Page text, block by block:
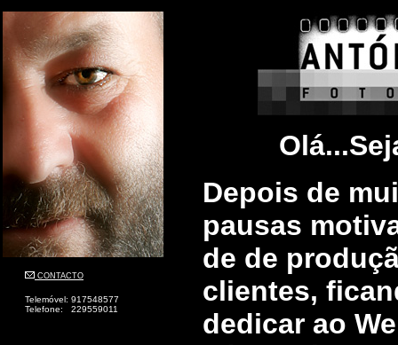
CONTACTO
Telemóvel: 917548577
Telefone: 229559011
Depois de
pausas
de de
clientes,
dedicar ao